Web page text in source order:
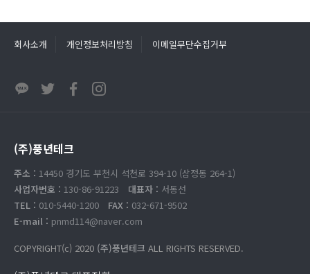
회사소개 개인정보처리방침 이메일무단수집거부
(주)풍년테크
주소 : 14450 경기도 부천시 석천로 394-10 (삼정동 264-1)
사업자번호 : 130-86-91223 대표자 : 서동선
TEL : 010-5440-1200 FAX : 032-671-9502
E-mail : pnmd114@naver.com
COPYRIGHT(c) 2020 (주)풍년테크 ALL RIGHTS RESERVED.